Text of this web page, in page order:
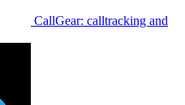
CallGear: calltracking and